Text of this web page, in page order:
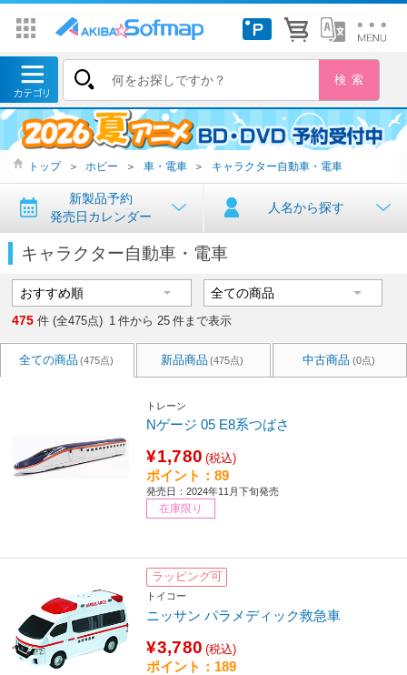
トップ ＞ ホビー ＞ 車・電車 ＞ キャラクター自動車・電車
新製品予約
発売日カレンダー
人名から探す
キャラクター自動車・電車
475 件 (全475点) 1 件から 25 件まで表示
全ての商品 (475点) 新品商品 (475点) 中古商品 (0点)
トレーン
Nゲージ 05 E8系つばさ
¥1,780 (税込)
ポイント：89
発売日：2024年11月下旬発売
在庫限り
ラッピング可
トイコー
ニッサン パラメディック救急車
¥3,780 (税込)
ポイント：189